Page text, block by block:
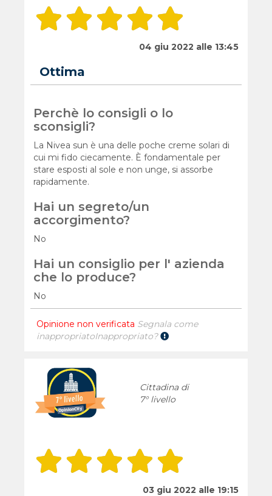
04 giu 2022 alle 13:45
Ottima
Perchè lo consigli o lo
sconsigli?
La Nivea sun è una delle poche creme solari di
cui mi fido ciecamente. È fondamentale per
stare esposti al sole e non unge, si assorbe
rapidamente.
Hai un segreto/un
accorgimento?
No
Hai un consiglio per l' azienda
che lo produce?
No
Opinione non verificata Segnala come
inappropriatoInappropriato?
Cittadina di
7° livello
03 giu 2022 alle 19:15